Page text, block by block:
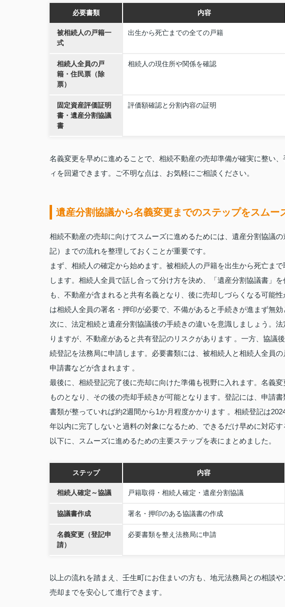
必要書類 内容
被相続人の戸籍一
式
出生から死亡までの全ての戸籍
相続人全員の戸
籍・住民票（除
票）
相続人の現住所や関係を確認
固定資産評価証明
書・遺産分割協議
書
評価額確認と分割内容の証明
名義変更を早めに進めることで、相続不動産の売却準備が確実に整い
ィを回避できます。ご不明な点は、お気軽にご相談ください。
遺産分割協議から名義変更までのステップをスムー
相続不動産の売却に向けてスムーズに進めるためには、遺産分割協議
記）までの流れを整理しておくことが重要です。
まず、相続人の確定から始めます。被相続人の戸籍を出生から死亡ま
します。相続人全員で話し合って分け方を決め、「遺産分割協議書」
も、不動産が含まれると共有名義となり、後に売却しづらくなる可能
は相続人全員の署名・押印が必要で、不備があると手続きが進まず無
次に、法定相続と遺産分割協議後の手続きの違いを意識しましょう。
りますが、不動産があると共有登記のリスクがあります 。一方、協議
続登記を法務局に申請します。必要書類には、被相続人と相続人全員
申請書などが含まれます 。
最後に、相続登記完了後に売却に向けた準備も視野に入れます。名義
ものとなり、その後の売却手続きが可能となります。登記には、申請
書類が整っていれば約2週間から1か月程度かかります 。相続登記は
年以内に完了しないと過料の対象になるため、できるだけ早めに対応す
以下に、スムーズに進めるための主要ステップを表にまとめました。
ステップ 内容
相続人確定～協議 戸籍取得・相続人確定・遺産分割協議
協議書作成 署名・押印のある協議書の作成
名義変更（登記申
請）
必要書類を整え法務局に申請
以上の流れを踏まえ、壬生町にお住まいの方も、地元法務局との相談
売却までを安心して進行できます。